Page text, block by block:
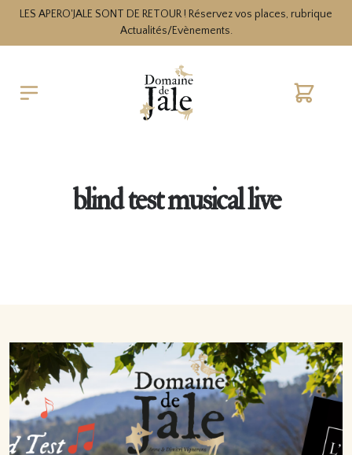
LES APERO'JALE SONT DE RETOUR ! Réservez vos places, rubrique
Actualités/Evènements.
Cart
blind test musical live